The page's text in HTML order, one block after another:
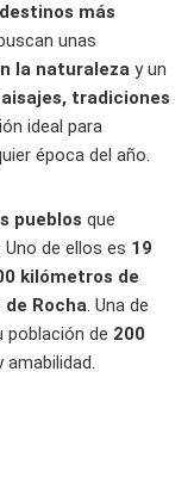
destinos más
unas
la naturaleza y un
tradiciones
ideal para
época del año.
pueblos que
de ellos es 19
kilómetros de
Rocha. Una de
población de 200